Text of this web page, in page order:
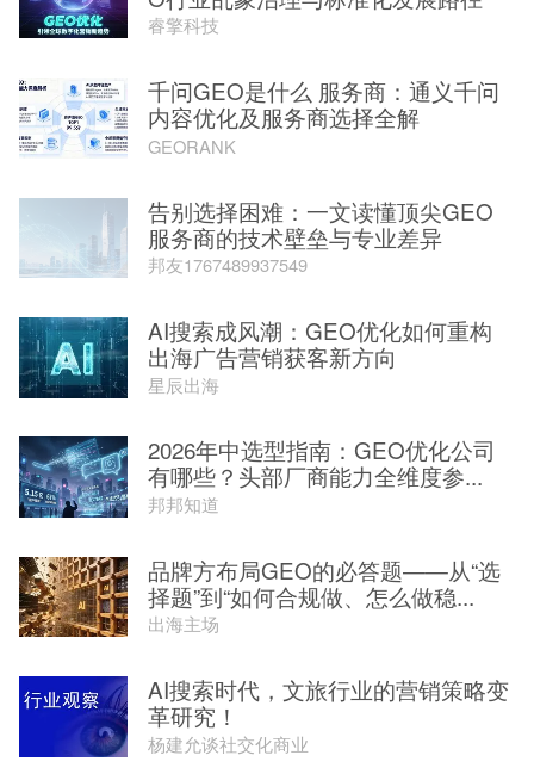
睿擎科技
千问GEO是什么 服务商：通义千问
内容优化及服务商选择全解
GEORANK
告别选择困难：一文读懂顶尖GEO
服务商的技术壁垒与专业差异
邦友1767489937549
AI搜索成风潮：GEO优化如何重构
出海广告营销获客新方向
星辰出海
2026年中选型指南：GEO优化公司
有哪些？头部厂商能力全维度参...
邦邦知道
品牌方布局GEO的必答题——从“选
择题”到“如何合规做、怎么做稳...
出海主场
AI搜索时代，文旅行业的营销策略变
革研究！
杨建允谈社交化商业